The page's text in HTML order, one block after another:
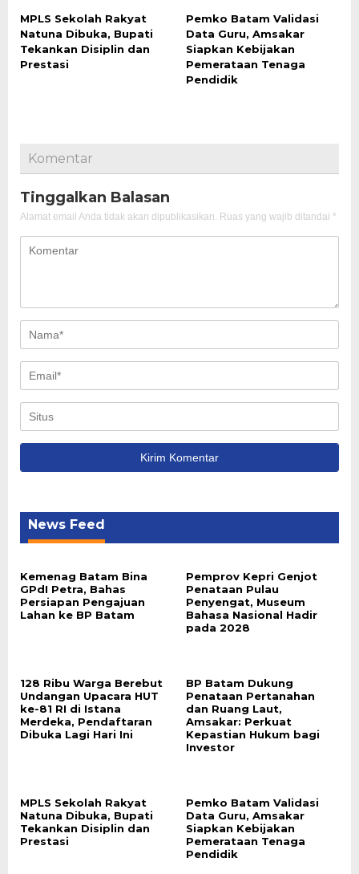
MPLS Sekolah Rakyat
Natuna Dibuka, Bupati
Tekankan Disiplin dan
Prestasi
Pemko Batam Validasi
Data Guru, Amsakar
Siapkan Kebijakan
Pemerataan Tenaga
Pendidik
Komentar
Tinggalkan Balasan
Alamat email Anda tidak akan dipublikasikan. Ruas yang wajib ditandai *
News Feed
Kemenag Batam Bina
GPdI Petra, Bahas
Persiapan Pengajuan
Lahan ke BP Batam
Pemprov Kepri Genjot
Penataan Pulau
Penyengat, Museum
Bahasa Nasional Hadir
pada 2028
128 Ribu Warga Berebut
Undangan Upacara HUT
ke-81 RI di Istana
Merdeka, Pendaftaran
Dibuka Lagi Hari Ini
BP Batam Dukung
Penataan Pertanahan
dan Ruang Laut,
Amsakar: Perkuat
Kepastian Hukum bagi
Investor
MPLS Sekolah Rakyat
Natuna Dibuka, Bupati
Tekankan Disiplin dan
Prestasi
Pemko Batam Validasi
Data Guru, Amsakar
Siapkan Kebijakan
Pemerataan Tenaga
Pendidik